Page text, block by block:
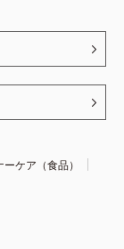
ーケア（食品）